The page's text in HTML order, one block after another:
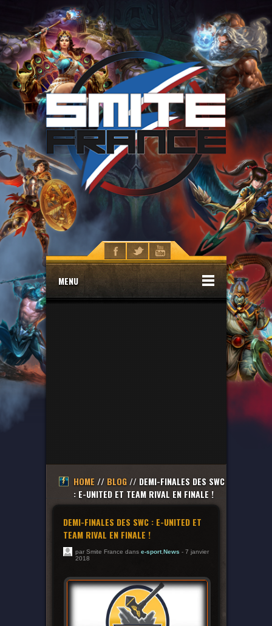
MENU
HOME // BLOG// DEMI-FINALES DES SWC
: E-UNITED ET TEAM RIVAL EN FINALE !
DEMI-FINALES DES SWC : E-UNITED ET
TEAM RIVAL EN FINALE !
par Smite France dans e-sport, News - 7 janvier
2018